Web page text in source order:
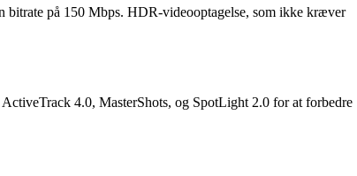
bitrate på 150 Mbps. HDR-videooptagelse, som ikke kræver
4.0, MasterShots, og SpotLight 2.0 for at forbedre